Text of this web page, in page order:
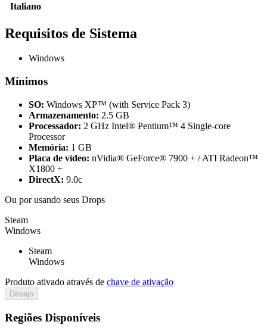
Italiano
Requisitos de Sistema
Windows
Mínimos
SO: Windows XP™ (with Service Pack 3)
Armazenamento: 2.5 GB
Processador: 2 GHz Intel® Pentium™ 4 Single-core
Processor
Memória: 1 GB
Placa de vídeo: nVidia® GeForce® 7900 + / ATI Radeon™
X1800 +
DirectX: 9.0c
Ou porusando seus Drops
Steam
Windows
Steam
Windows
Produto ativado através de chave de ativação
Desejo
Regiões Disponíveis